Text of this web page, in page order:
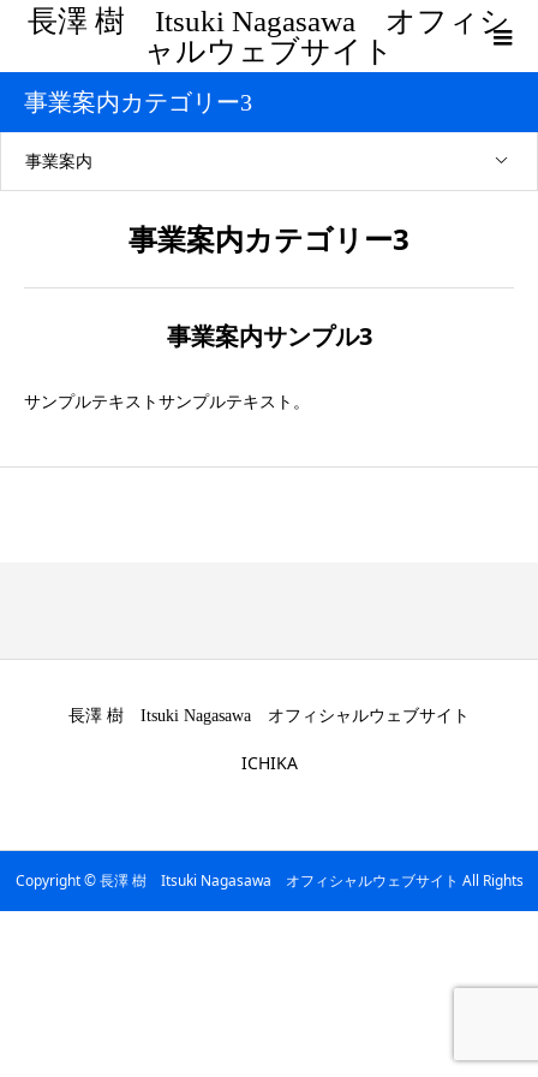
長澤 樹 Itsuki Nagasawa オフィシ
ャルウェブサイト
事業案内カテゴリー3
事業案内
事業案内カテゴリー3
事業案内サンプル3
サンプルテキストサンプルテキスト。
長澤 樹 Itsuki Nagasawa オフィシャルウェブサイト
ICHIKA
Copyright © 長澤 樹 Itsuki Nagasawa オフィシャルウェブサイト All Rights